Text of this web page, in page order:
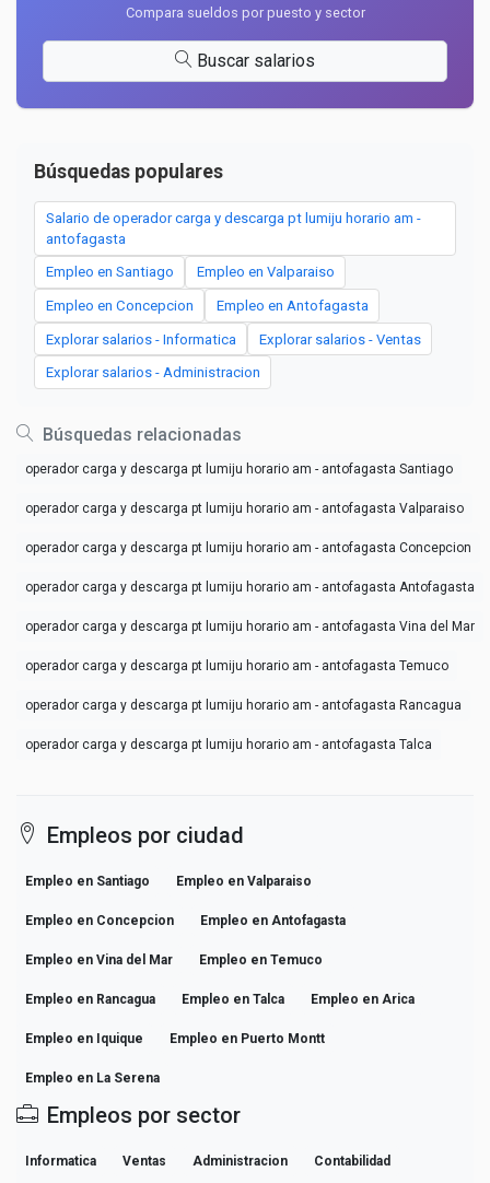
Compara sueldos por puesto y sector
Buscar salarios
Búsquedas populares
Salario de operador carga y descarga pt lumiju horario am -
antofagasta
Empleo en Santiago Empleo en Valparaiso
Empleo en Concepcion Empleo en Antofagasta
Explorar salarios - Informatica Explorar salarios - Ventas
Explorar salarios - Administracion
Búsquedas relacionadas
operador carga y descarga pt lumiju horario am - antofagasta Santiago
operador carga y descarga pt lumiju horario am - antofagasta Valparaiso
operador carga y descarga pt lumiju horario am - antofagasta Concepcion
operador carga y descarga pt lumiju horario am - antofagasta Antofagasta
operador carga y descarga pt lumiju horario am - antofagasta Vina del Mar
operador carga y descarga pt lumiju horario am - antofagasta Temuco
operador carga y descarga pt lumiju horario am - antofagasta Rancagua
operador carga y descarga pt lumiju horario am - antofagasta Talca
Empleos por ciudad
Empleo en Santiago Empleo en Valparaiso
Empleo en Concepcion Empleo en Antofagasta
Empleo en Vina del Mar Empleo en Temuco
Empleo en Rancagua Empleo en Talca Empleo en Arica
Empleo en Iquique Empleo en Puerto Montt
Empleo en La Serena
Empleos por sector
Informatica Ventas Administracion Contabilidad